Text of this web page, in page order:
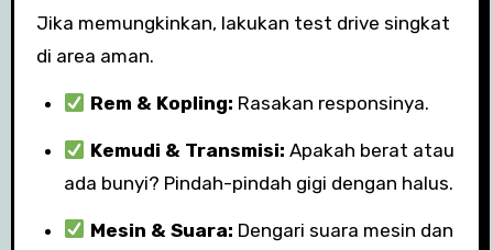
Jika memungkinkan, lakukan test drive singkat
di area aman.
Rem & Kopling: Rasakan responsinya.
Kemudi & Transmisi: Apakah berat atau
ada bunyi? Pindah-pindah gigi dengan halus.
Mesin & Suara: Dengari suara mesin dan